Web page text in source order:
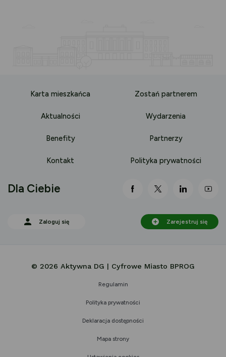
Karta mieszkańca Zostań partnerem
Aktualności Wydarzenia
Benefity Partnerzy
Kontakt Polityka prywatności
link otwiera się nowej
link otwiera się
link
Dla Ciebie
Zaloguj się Zarejestruj się
© 2026 Aktywna DG | Cyfrowe Miasto BPROG
Regulamin
Polityka prywatności
Deklaracja dostępności
Mapa strony